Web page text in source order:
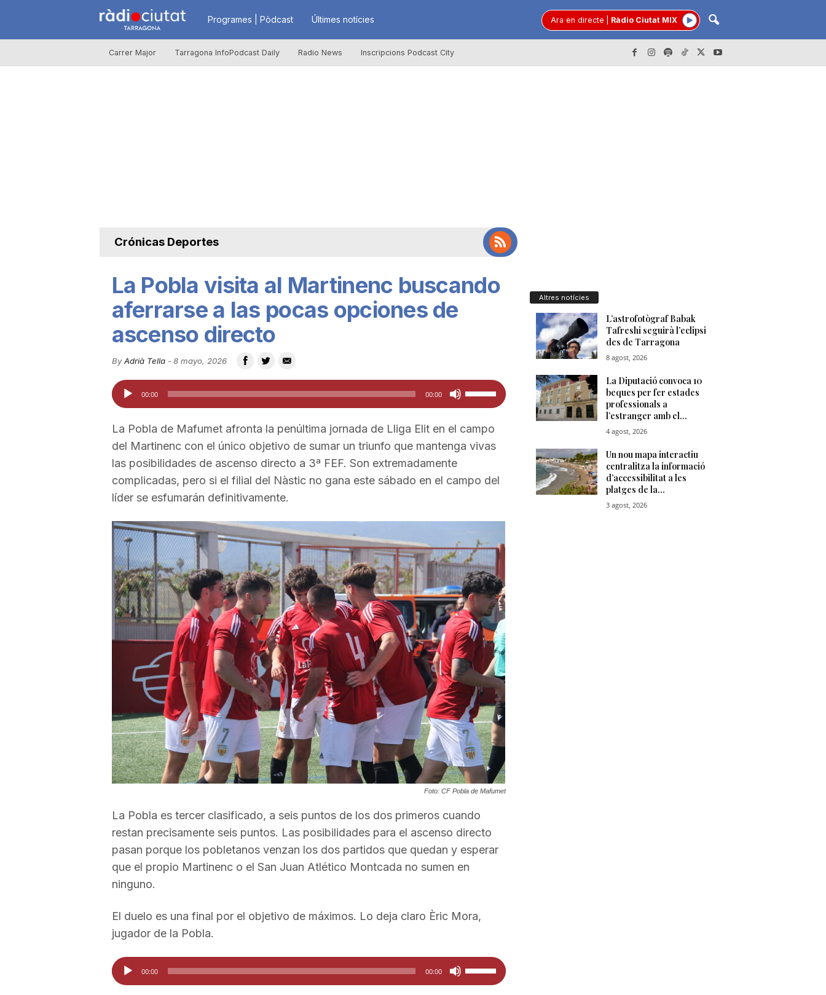
R
à
u
t
d
T
a
r
r
a
g
o
a
Programes | Pòdcast Últimes notícies Ara en directe Ràdio Ciutat MIX
Carrer Major Tarragona InfoPodcast Daily Radio News Inscripcions Podcast City
Crónicas Deportes
La Pobla visita al Martinenc buscando
aferrarse a las pocas opciones de
ascenso directo
By Adrià Tella- 8 mayo, 2026
Reproductor
de
audio
00:00 00:00
Utiliza
las
teclas
de
arriba/abajo
disminuir
el
volumen.
La Pobla de Mafumet afronta la penúltima jornada de Lliga Elit en el campo
del Martinenc con el único objetivo de sumar un triunfo que mantenga vivas
las posibilidades de ascenso directo a 3ª FEF. Son extremadamente
complicadas, pero si el filial del Nàstic no gana este sábado en el campo del
líder se esfumarán definitivamente.
Foto: CF Pobla de Mafumet
La Pobla es tercer clasificado, a seis puntos de los dos primeros cuando
restan precisamente seis puntos. Las posibilidades para el ascenso directo
pasan porque los pobletanos venzan los dos partidos que quedan y esperar
que el propio Martinenc o el San Juan Atlético Montcada no sumen en
ninguno.
El duelo es una final por el objetivo de máximos. Lo deja claro Èric Mora,
jugador de la Pobla.
Reproductor
de
00:00 00:00
Utiliza
las
Altres notícies